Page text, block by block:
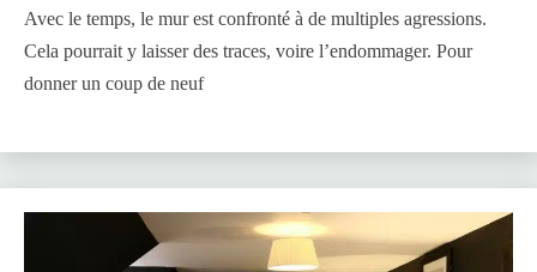
Avec le temps, le mur est confronté à de multiples agressions.
Cela pourrait y laisser des traces, voire l’endommager. Pour
donner un coup de neuf